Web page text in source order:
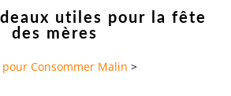
utiles pour la fête
des mères
pour Consommer Malin >